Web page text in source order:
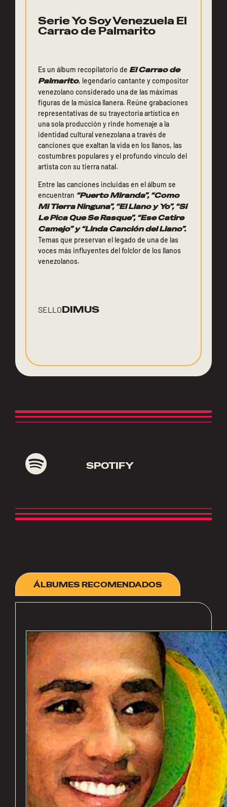
Serie Yo Soy Venezuela El
Carrao de Palmarito
Es un álbum recopilatorio de El Carrao de
Palmarito, legendario cantante y compositor
venezolano considerado una de las máximas
figuras de la música llanera. Reúne grabaciones
representativas de su trayectoria artística en
una sola producción y rinde homenaje a la
identidad cultural venezolana a través de
canciones que exaltan la vida en los llanos, las
costumbres populares y el profundo vínculo del
artista con su tierra natal.
Entre las canciones incluidas en el álbum se
encuentran “Puerto Miranda”, “Como
Mi Tierra Ninguna”, “El Llano y Yo”, “Si
Le Pica Que Se Rasque”, “Ese Catire
Camejo” y “Linda Canción del Llano”.
Temas que preservan el legado de una de las
voces más influyentes del folclor de los llanos
venezolanos.
SELLODIMUS
SPOTIFY
ÁLBUMES RECOMENDADOS